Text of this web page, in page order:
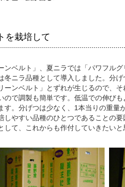
を栽培して
ベルト」、夏ニラでは「パワフル
冬ニラ品種として導入しました。分
ーンベルト」とずれが生じるので、
ので調製も簡単です。低温での伸び
す。分げつは少なく、1本当りの重量
しやすい品種のひとつであることの
して、これからも作付していきたい